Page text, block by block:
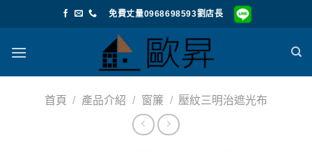
to
免費丈量0968698593劉店長
首頁 / 產品介紹 / 窗簾 / 壓紋三明治遮光布